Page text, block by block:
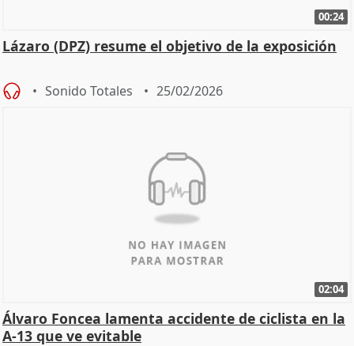
00:24
Lázaro (DPZ) resume el objetivo de la exposición
Sonido Totales 25/02/2026
02:04
Álvaro Foncea lamenta accidente de ciclista en la
A-13 que ve evitable